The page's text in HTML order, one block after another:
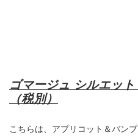
ゴマージュ シルエッ
（税別）
こちらは、アプリコット＆バン